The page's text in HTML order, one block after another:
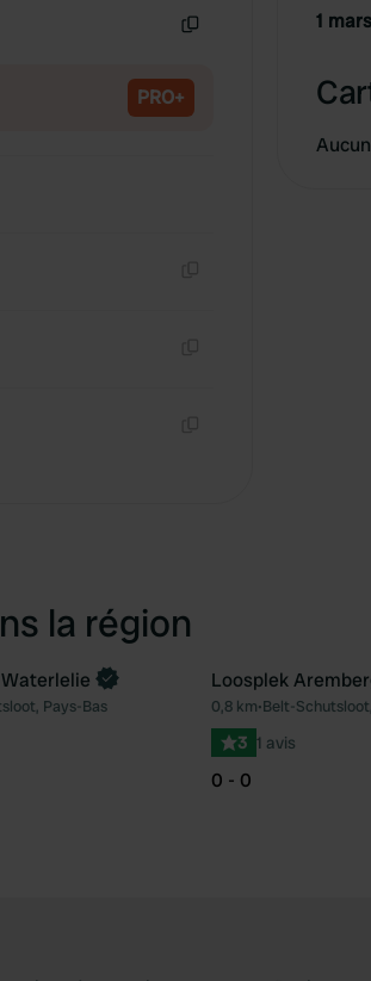
PRO+
1
la région
Préféré
Pays-Bas
Loosplek
0,8 km•Belt-
3 1 avis
0 - 0